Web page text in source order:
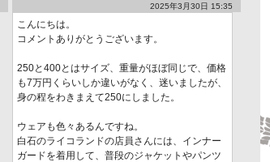
2025年3月30日 15:35
こんにちは。
コメントありがとうございます。
250と400とはサイズ、重量がほぼ同じで、価格
も7万円くらいしか違いがなく、迷いましたが、
身の程をわきまえて250にしました。
ウェアも色々あるんですね。
白石のライコランドの店員さんには、インナー
ガードを着用して、普段のジャケットやパンツ